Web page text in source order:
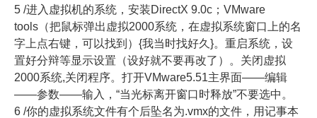
5 /进入虚拟机的系统，安装DirectX 9.0c；VMware
tools（把鼠标弹出虚拟2000系统，在虚拟系统窗口上的名
字上点右键，可以找到）{我当时找好久}。重启系统，设
置好分辩等显示设置（设好就不要再改了）。关闭虚拟
2000系统,关闭程序。打开VMware5.51主界面——编辑
——参数——输入，“当光标离开窗口时释放”不要选中。
6 /你的虚拟系统文件有个后坠名为.vmx的文件，用记事本